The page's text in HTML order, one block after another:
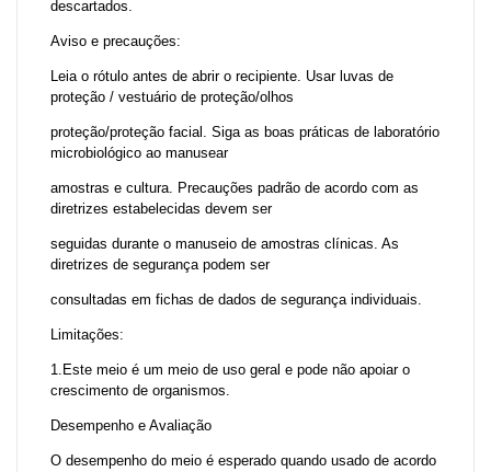
descartados.
Aviso e precauções:
Leia o rótulo antes de abrir o recipiente. Usar luvas de
proteção / vestuário de proteção/olhos
proteção/proteção facial. Siga as boas práticas de laboratório
microbiológico ao manusear
amostras e cultura. Precauções padrão de acordo com as
diretrizes estabelecidas devem ser
seguidas durante o manuseio de amostras clínicas. As
diretrizes de segurança podem ser
consultadas em fichas de dados de segurança individuais.
Limitações:
1.Este meio é um meio de uso geral e pode não apoiar o
crescimento de organismos.
Desempenho e Avaliação
O desempenho do meio é esperado quando usado de acordo